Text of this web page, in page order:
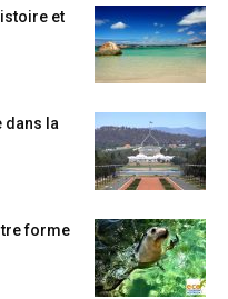
et
dans la
forme